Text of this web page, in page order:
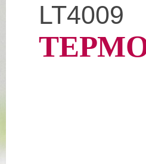
LT4009